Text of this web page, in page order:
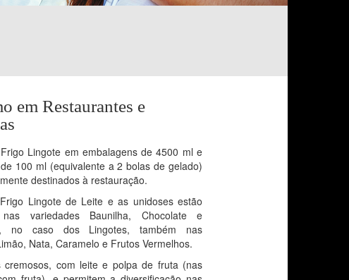
em Restaurantes e
Lingote em embalagens de 4500 ml e
100 ml (equivalente a 2 bolas de gelado)
destinados à restauração.
Lingote de Leite e as unidoses estão
nas variedades Baunilha, Chocolate e
no caso dos Lingotes, também nas
Nata, Caramelo e Frutos Vermelhos.
cremosos, com leite e polpa de fruta (nas